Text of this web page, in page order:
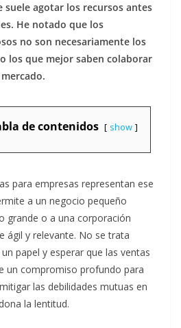
agotar los recursos antes
He notado que los
no son necesariamente los
los que mejor saben colaborar
de contenidos show
para empresas representan ese
a un negocio pequeño
grande o a una corporación
ágil y relevante. No se trata
papel y esperar que las ventas
un compromiso profundo para
las debilidades mutuas en
la lentitud.